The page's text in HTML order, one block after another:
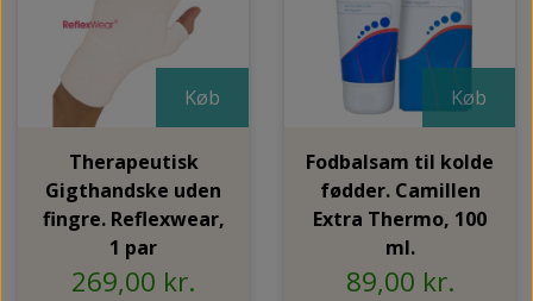
Køb
Therapeutisk
Gigthandske uden
fingre. Reflexwear,
1 par
269,00 kr.
Køb
Fodbalsam til kolde
fødder. Camillen
Extra Thermo, 100
ml.
89,00 kr.